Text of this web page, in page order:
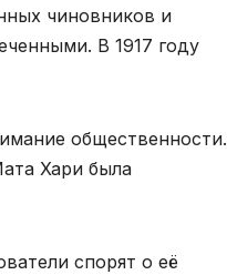
чиновников и
В 1917 году
общественности.
Хари была
спорят о её